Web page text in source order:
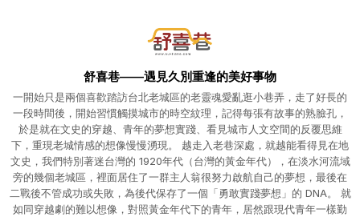
舒喜巷——遇見久別重逢的美好事物
一開始只是兩個喜歡踏訪台北老城區的老靈魂愛亂逛小巷弄，走了好長的
一段時間後，開始習慣觸摸城市的時空紋理，記得每張有故事的熟臉孔，
於是就在文史的穿越、青年的夢想實踐、看見城市人文空間的反覆思維
下，重現老城情感的想像慢慢湧現。 越走入老巷深處，就越能看得見在地
文史，我們特別著迷台灣的 1920年代（台灣的黃金年代），在淡水河流域
旁的幾個老城區，裡面居住了一群主人翁很努力啟航自己的夢想，最後在
二戰後不管成功或失敗，為後代保存了一個「勇敢實踐夢想」的 DNA。 就
如同穿越劇的難以想像，對照黃金年代下的青年，居然跟現代青年一樣勤